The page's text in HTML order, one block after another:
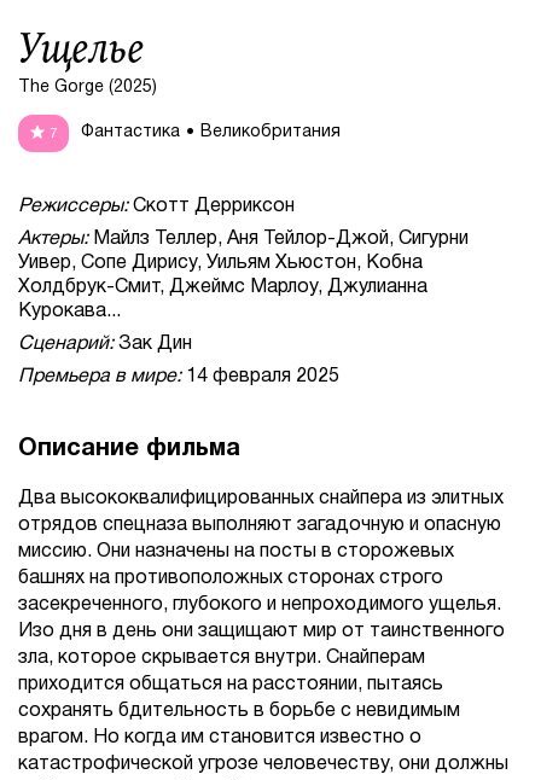
Ущелье
The Gorge (2025)
7 Фантастика Великобритания
Режиссеры:Скотт Дерриксон
Актеры:Майлз Теллер, Аня Тейлор-Джой, Сигурни
Уивер, Сопе Дирису, Уильям Хьюстон, Кобна
Холдбрук-Смит, Джеймс Марлоу, Джулианна
Курокава...
Сценарий:Зак Дин
Премьера в мире:14 февраля 2025
Описание фильма
Два высококвалифицированных снайпера из элитных
отрядов спецназа выполняют загадочную и опасную
миссию. Они назначены на посты в сторожевых
башнях на противоположных сторонах строго
засекреченного, глубокого и непроходимого ущелья.
Изо дня в день они защищают мир от таинственного
зла, которое скрывается внутри. Снайперам
приходится общаться на расстоянии, пытаясь
сохранять бдительность в борьбе с невидимым
врагом. Но когда им становится известно о
катастрофической угрозе человечеству, они должны